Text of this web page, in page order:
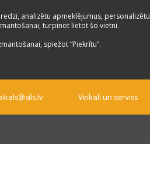
analizētu apmeklējumus, personalizētu
turpinot lietot šo vietni.
spiežot “Piekrītu”.
Veikali un serviss